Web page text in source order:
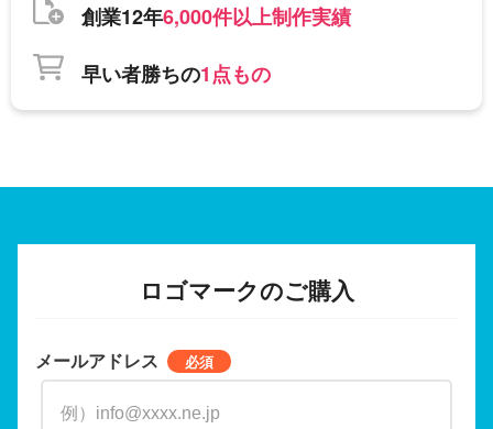
創業12年6,000件以上制作実績
早い者勝ちの1点もの
ロゴマークのご購入
メールアドレス